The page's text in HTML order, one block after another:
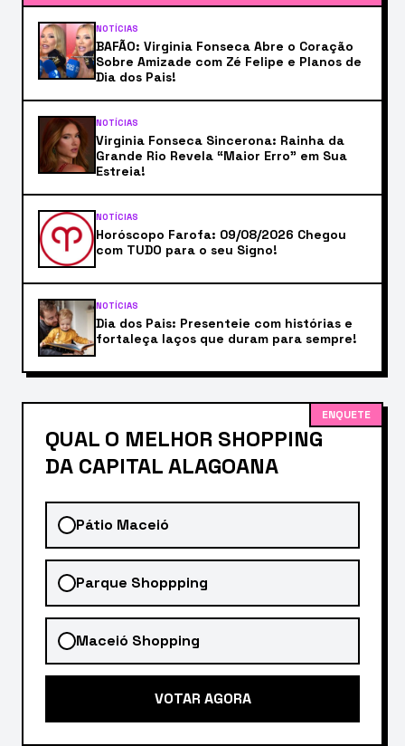
NOTÍCIAS
BAFÃO: Virginia Fonseca Abre o Coração
Sobre Amizade com Zé Felipe e Planos de
Dia dos Pais!
NOTÍCIAS
Virginia Fonseca Sincerona: Rainha da
Grande Rio Revela “Maior Erro” em Sua
Estreia!
NOTÍCIAS
Horóscopo Farofa: 09/08/2026 Chegou
com TUDO para o seu Signo!
NOTÍCIAS
Dia dos Pais: Presenteie com histórias e
fortaleça laços que duram para sempre!
ENQUETE
QUAL O MELHOR SHOPPING
DA CAPITAL ALAGOANA
Pátio Maceió
Parque Shoppping
Maceió Shopping
VOTAR AGORA